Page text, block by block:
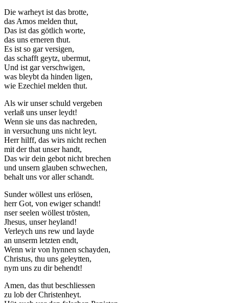
Die warheyt ist das brotte,
das Amos melden thut,
Das ist das götlich worte,
das uns erneren thut.
Es ist so gar versigen,
das schafft geytz, ubermut,
Und ist gar verschwigen,
was bleybt da hinden ligen,
wie Ezechiel melden thut.
Als wir unser schuld vergeben
verlaß uns unser leydt!
Wenn sie uns das nachreden,
in versuchung uns nicht leyt.
Herr hilff, das wirs nicht rechen
mit der that unser handt,
Das wir dein gebot nicht brechen
und unsern glauben schwechen,
behalt uns vor aller schandt.
Sunder wöllest uns erlösen,
herr Got, von ewiger schandt!
nser seelen wöllest trösten,
Jhesus, unser heyland!
Verleych uns rew und layde
an unserm letzten endt,
Wenn wir von hynnen schayden,
Christus, thu uns geleytten,
nym uns zu dir behendt!
Amen, das thut beschliessen
zu lob der Christenheyt.